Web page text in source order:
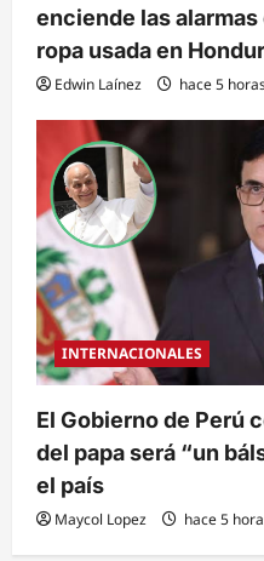
enciende las
ropa usada en
Edwin Laínez hace 5
INTERNACIONALES
El Gobierno de Perú
del papa será “un
el país
Maycol Lopez hace 5